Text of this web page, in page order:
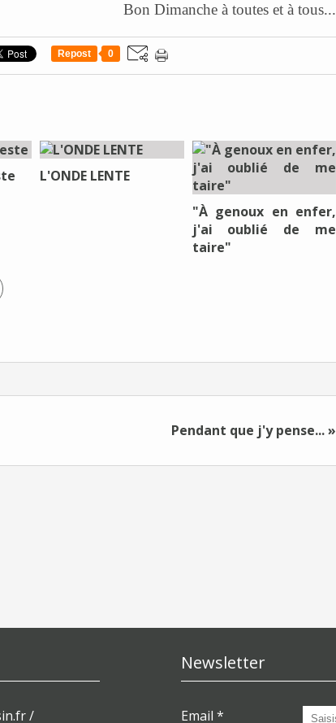
Bon Dimanche à toutes et à tous...
Repost 0
L'ONDE LENTE
"À genoux en enfer,
j'ai oublié de me
taire"
Pendant que j'y pense... »
/
Newsletter
Email